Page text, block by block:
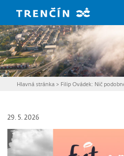
Hlavná stránka > Filip Ovádek: Nič
29. 5. 2026